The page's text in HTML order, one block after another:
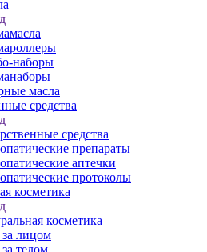
наборы
масла
средства
средства
препараты
аптечки
протоколы
косметика
косметика
за лицом
телом